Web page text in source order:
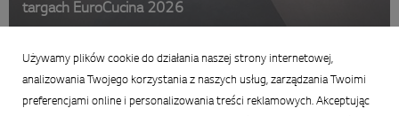
targach EuroCucina 2026
Podsumowanie
Używamy plików cookie do działania naszej strony internetowej,
analizowania Twojego korzystania z naszych usług, zarządzania Twoimi
preferencjami online i personalizowania treści reklamowych. Akceptując